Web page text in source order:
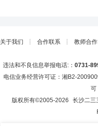
关于我们 ┊ 合作联系 ┊ 教师合作
违法和不良信息举报电话:： 0731-
电信业务经营许可证：湘B2-
可
版权所有©2005-2026 长沙二三